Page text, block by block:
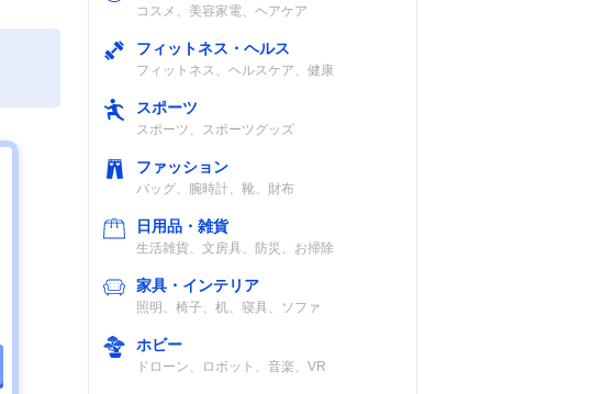
コスメ、美容家電、ヘアケア
フィットネス・ヘルス
フィットネス、ヘルスケア、健康
スポーツ
スポーツ、スポーツグッズ
ファッション
バッグ、腕時計、靴、財布
日用品・雑貨
生活雑貨、文房具、防災、お掃除
家具・インテリア
照明、椅子、机、寝具、ソファ
ホビー
ドローン、ロボット、音楽、VR